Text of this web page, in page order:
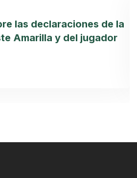
las declaraciones de la
Amarilla y del jugador